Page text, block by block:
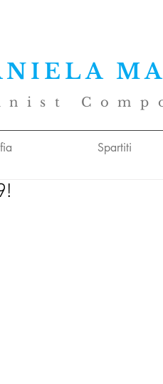
Spartiti